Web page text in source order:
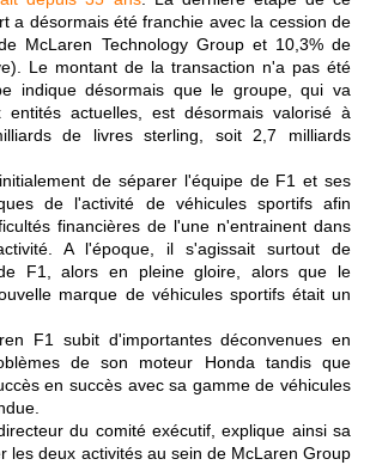
a désormais été franchie avec la cession de
McLaren Technology Group et 10,3% de
Le montant de la transaction n'a pas été
indique désormais que le groupe, qui va
entités actuelles, est désormais valorisé à
de livres sterling, soit 2,7 milliards
de séparer l'équipe de F1 et ses
de l'activité de véhicules sportifs afin
financières de l'une n'entrainent dans
A l'époque, il s'agissait surtout de
F1, alors en pleine gloire, alors que le
marque de véhicules sportifs était un
F1 subit d'importantes déconvenues en
de son moteur Honda tandis que
en succès avec sa gamme de véhicules
du comité exécutif, explique ainsi sa
les deux activités au sein de McLaren Group